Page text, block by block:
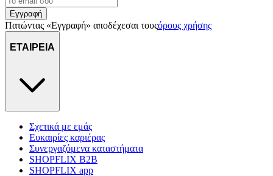
Εγγραφή
Πατώντας «Εγγραφή» αποδέχεσαι τουςόρους χρήσης
ΕΤΑΙΡΕΙΑ
Σχετικά με εμάς
Ευκαιρίες καριέρας
Συνεργαζόμενα καταστήματα
SHOPFLIX B2B
SHOPFLIX app